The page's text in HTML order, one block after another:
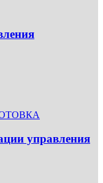
управления